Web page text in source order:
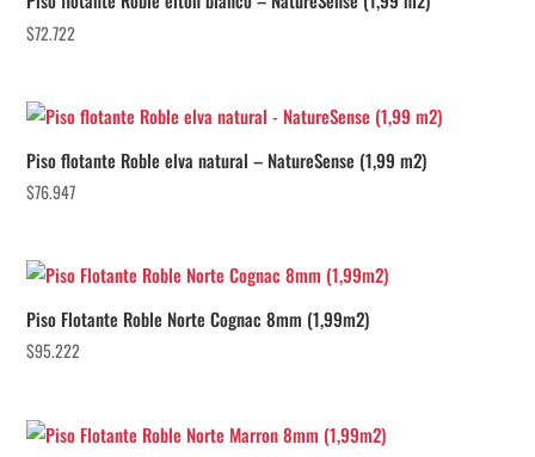
$72.722
Piso flotante Roble elva natural – NatureSense (1,99 m2)
$76.947
Piso Flotante Roble Norte Cognac 8mm (1,99m2)
$95.222